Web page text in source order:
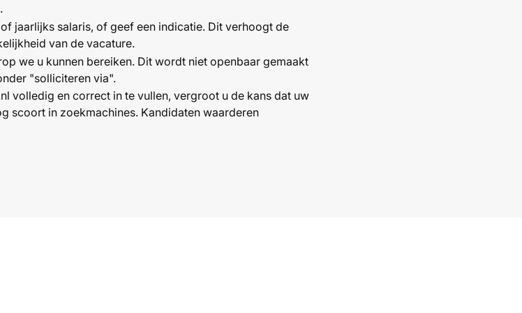
jaarlijks salaris, of geef een indicatie. Dit verhoogt de
van de vacature.
we u kunnen bereiken. Dit wordt niet openbaar gemaakt
"solliciteren via".
volledig en correct in te vullen, vergroot u de kans dat uw
scoort in zoekmachines. Kandidaten waarderen